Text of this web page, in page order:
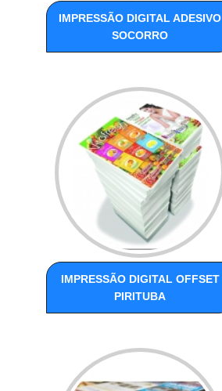
IMPRESSÃO DIGITAL ADESIVO
SOCORRO
IMPRESSÃO DIGITAL OFFSET
PIRITUBA